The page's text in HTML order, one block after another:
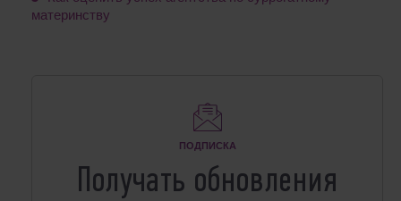
материнству
ПОДПИСКА
Получать обновления